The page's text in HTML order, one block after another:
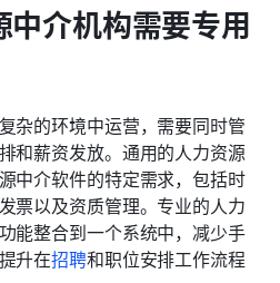
介机构需要专用
杂的环境中运营，需要同时管
和薪资发放。通用的人力资源
中介软件的特定需求，包括时
票以及资质管理。专业的人力
能整合到一个系统中，减少手
升在招聘和职位安排工作流程